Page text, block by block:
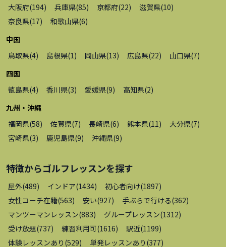
大阪府(194) 兵庫県(85) 京都府(22) 滋賀県(10)
奈良県(17) 和歌山県(6)
中国
鳥取県(4) 島根県(1 ) 岡山県(13) 広島県(22) 山口県(7)
四国
徳島県(4) 香川県(3) 愛媛県(9) 高知県(2)
九州・沖縄
福岡県(58) 佐賀県(7) 長崎県(6) 熊本県(11 ) 大分県(7)
宮崎県(3) 鹿児島県(9) 沖縄県(9)
特徴からゴルフレッスンを探す
屋外(489) インドア(1434) 初心者向け(1897)
女性コーチ在籍(563) 安い(927) 手ぶらで行ける(362)
マンツーマンレッスン(883) グループレッスン(1312)
受け放題(737) 練習利用可(1616) 駅近(1199)
体験レッスンあり (529) 単発レッスンあり (377)